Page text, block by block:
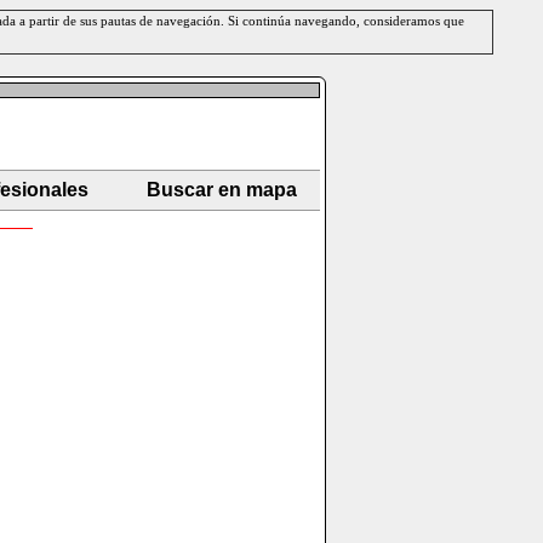
a partir de sus pautas de navegación. Si continúa navegando, consideramos que
Buscar en mapa